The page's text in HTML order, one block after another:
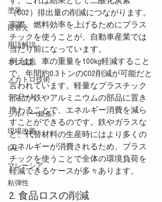
塗装
段替え
用語解説
ネジ成形
メカトロ技術
ショート
シルバー(銀条)
現場改善
CAE
マレーシア
粘弾性
（CO2）排出量の削減につながります。
実際、燃料効率を上げるためにプラス
チックを使うことが、自動車産業では
当たり前になっています。
例えば、車の重量を100kg軽減すること
で、年間約0.3トンのCO2削減が可能だと
言われています。軽量なプラスチック
部品が鉄やアルミニウムの部品に置き
換わることで、エネルギー消費を減ら
すことができるのです。鉄やガラスな
ど、代替材料の生産時にはより多くの
エネルギーが消費されるため、プラス
チックを使うことで全体の環境負荷を
軽減できるケースが多々あります。
2. 食品ロスの削減